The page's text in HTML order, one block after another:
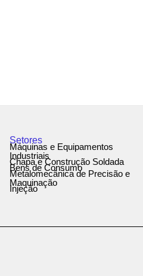
Setores
Máquinas e Equipamentos
Industriais
Chapa e Construção Soldada
Bens de Consumo
Metalomecânica de Precisão e
Maquinação
Injeção